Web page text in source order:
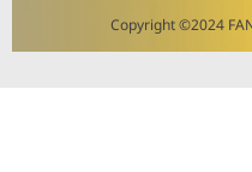
Copyright ©2024